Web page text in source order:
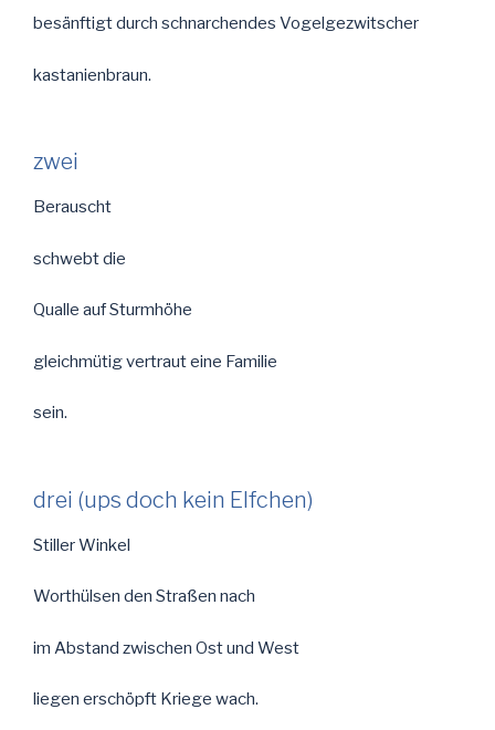
besänftigt durch schnarchendes Vogelgezwitscher
kastanienbraun.
zwei
Berauscht
schwebt die
Qualle auf Sturmhöhe
gleichmütig vertraut eine Familie
sein.
drei (ups doch kein Elfchen)
Stiller Winkel
Worthülsen den Straßen nach
im Abstand zwischen Ost und West
liegen erschöpft Kriege wach.